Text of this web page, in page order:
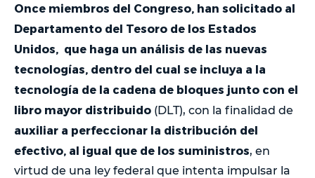
Once miembros del Congreso, han solicitado al
Departamento del Tesoro de los Estados
Unidos, que haga un análisis de las nuevas
tecnologías, dentro del cual se incluya a la
tecnología de la cadena de bloques junto con el
libro mayor distribuido (DLT), con la finalidad de
auxiliar a perfeccionar la distribución del
efectivo, al igual que de los suministros, en
virtud de una ley federal que intenta impulsar la